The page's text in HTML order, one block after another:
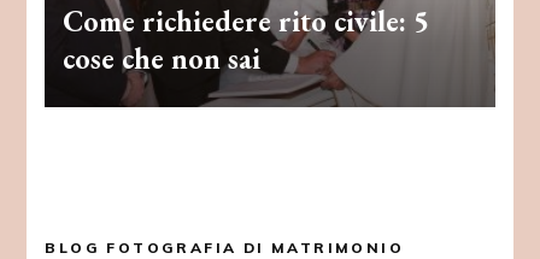
Come richiedere rito civile: 5
cose che non sai
BLOG FOTOGRAFIA DI MATRIMONIO